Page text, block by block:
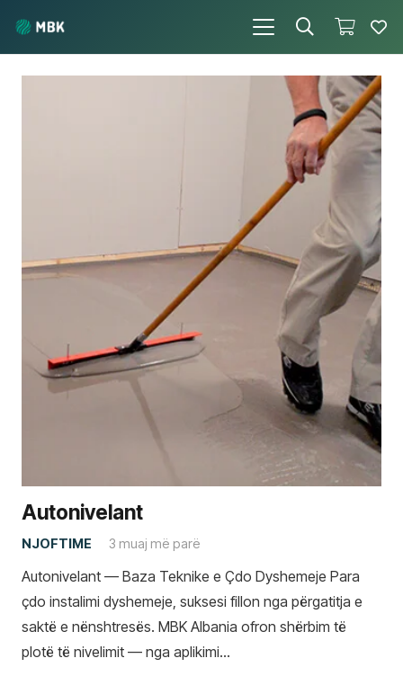
Autonivelant
NJOFTIME 3 muaj më parë
Autonivelant — Baza Teknike e Çdo Dyshemeje Para
çdo instalimi dyshemeje, suksesi fillon nga përgatitja e
saktë e nënshtresës. MBK Albania ofron shërbim të
plotë të nivelimit — nga aplikimi…